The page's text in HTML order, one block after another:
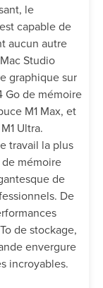
le
capable de
aucun autre
Studio
graphique sur
Go de mémoire
M1 Max, et
Ultra.
travail la plus
mémoire
de
De
de stockage,
envergure
incroyables.